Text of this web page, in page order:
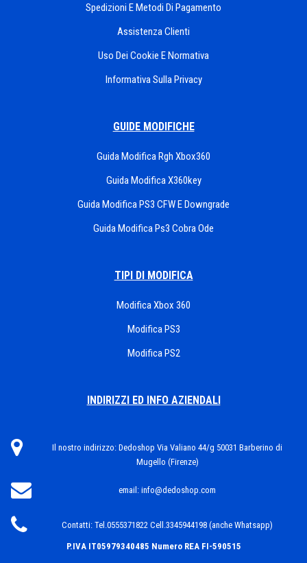
Spedizioni E Metodi Di Pagamento
Assistenza Clienti
Uso Dei Cookie E Normativa
Informativa Sulla Privacy
GUIDE MODIFICHE
Guida Modifica Rgh Xbox360
Guida Modifica X360key
Guida Modifica PS3 CFW E Downgrade
Guida Modifica Ps3 Cobra Ode
TIPI DI MODIFICA
Modifica Xbox 360
Modifica PS3
Modifica PS2
INDIRIZZI ED INFO AZIENDALI
Il nostro indirizzo: Dedoshop Via Valiano 44/g 50031 Barberino di
Mugello (Firenze)
email: info@dedoshop.com
Contatti: Tel.0555371822 Cell.3345944198 (anche Whatsapp)
P.IVA IT05979340485 Numero REA FI-590515